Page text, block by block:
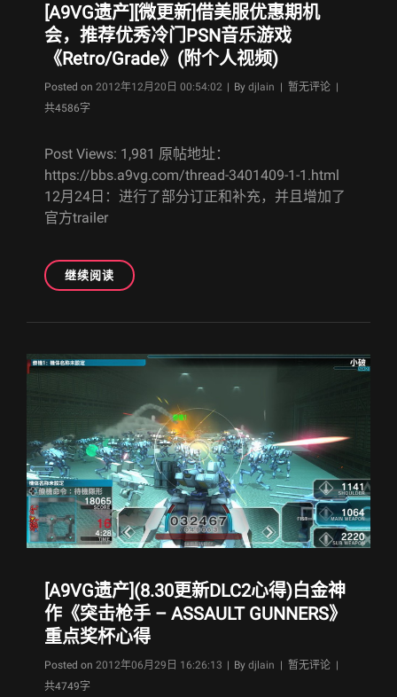
演
示
视
频
(1.28
式
版
相
[A9VG遗产][微更新]借美服优惠期机
会，推荐优秀冷门PSN音乐游戏
《Retro/Grade》(附个人视频)
Posted on 2012年12月20日 00:54:02 | By Byline
djlain | 暂无评论 |
共4586字
Post Views: 1,981 原帖地址：
https://bbs.a9vg.com/thread-3401409-1-1.html
12月24日：进行了部分订正和补充，并且增加了
官方trailer
继续阅读[A9VG
遗
新]
服
优
惠
期
机
会，
推
秀
冷
门
PSN
音
[A9VG遗产](8.30更新DLC2心得)白金神
作《突击枪手 – ASSAULT GUNNERS》
重点奖杯心得
Posted on 2012年06月29日 16:26:13 | By Byline
djlain | 暂无评论 |
共4749字